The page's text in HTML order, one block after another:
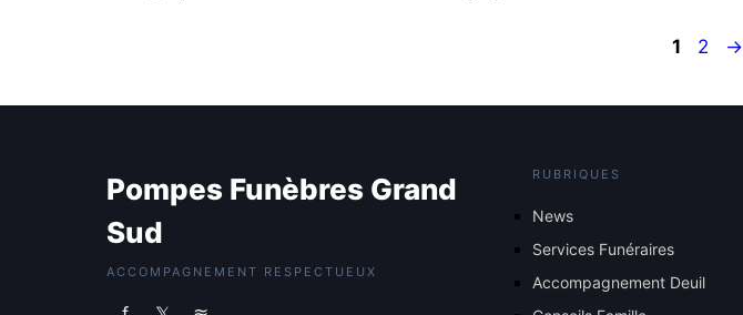
Page
1 Page
2 →
Pompes Funèbres Grand
Sud
ACCOMPAGNEMENT RESPECTUEUX
RUBRIQUES
News
Services Funéraires
Accompagnement Deuil